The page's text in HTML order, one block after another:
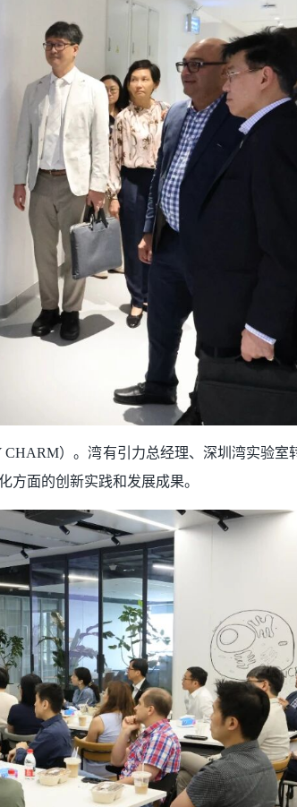
）。湾有引力总经理、深圳湾实验室
方面的创新实践和发展成果。